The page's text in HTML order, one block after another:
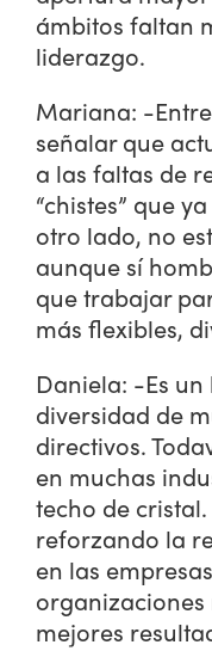
ámbitos faltan
liderazgo.
Mariana: -
señalar que
a las faltas de
“chistes” que
otro lado, no
aunque sí
que trabajar
más flexibles,
Daniela: -Es
diversidad de
directivos.
en muchas
techo de
reforzando la
en las
organizaciones
mejores